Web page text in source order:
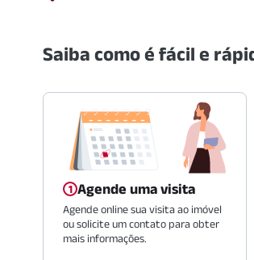
Saiba como é fácil e
Agende uma visita
Agende online sua visita ao imóvel
ou solicite um contato para obter
mais informações.